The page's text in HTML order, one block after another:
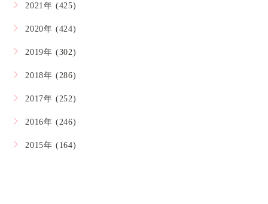
2021年 (425)
2020年 (424)
2019年 (302)
2018年 (286)
2017年 (252)
2016年 (246)
2015年 (164)